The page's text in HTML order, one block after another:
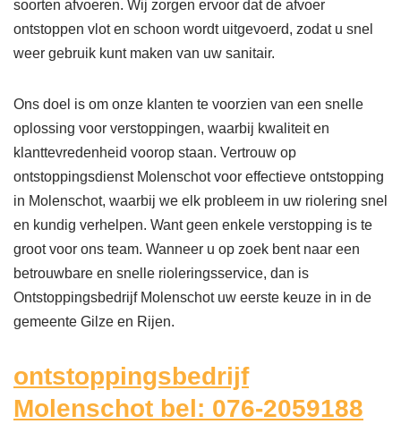
soorten afvoeren. Wij zorgen ervoor dat de afvoer
ontstoppen vlot en schoon wordt uitgevoerd, zodat u snel
weer gebruik kunt maken van uw sanitair.
Ons doel is om onze klanten te voorzien van een snelle
oplossing voor verstoppingen, waarbij kwaliteit en
klanttevredenheid voorop staan. Vertrouw op
ontstoppingsdienst Molenschot voor effectieve ontstopping
in Molenschot, waarbij we elk probleem in uw riolering snel
en kundig verhelpen. Want geen enkele verstopping is te
groot voor ons team. Wanneer u op zoek bent naar een
betrouwbare en snelle rioleringsservice, dan is
Ontstoppingsbedrijf Molenschot uw eerste keuze in in de
gemeente Gilze en Rijen.
ontstoppingsbedrijf
Molenschot bel: 076-2059188